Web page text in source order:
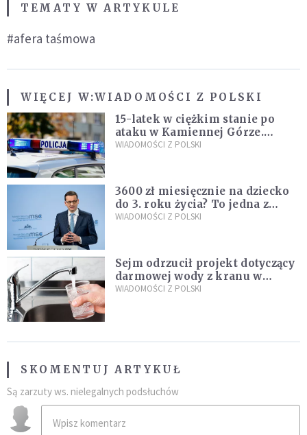
TEMATY W ARTYKULE
#afera taśmowa
WIĘCEJ W:WIADOMOŚCI Z POLSKI
15-latek w ciężkim stanie po
ataku w Kamiennej Górze.
Policja zatrzymała dwóch
WIADOMOŚCI Z POLSKI
3600 zł miesięcznie na dziecko
do 3. roku życia? To jedna z
propozycji programu "Rozwój
WIADOMOŚCI Z POLSKI
Sejm odrzucił projekt dotyczący
darmowej wody z kranu w
restauracjach
WIADOMOŚCI Z POLSKI
SKOMENTUJ ARTYKUŁ
Są zarzuty ws. nielegalnych podsłuchów